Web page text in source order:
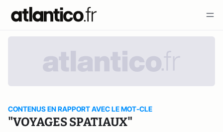
CONTENUS EN RAPPORT AVEC LE MOT-CLE
"VOYAGES SPATIAUX"